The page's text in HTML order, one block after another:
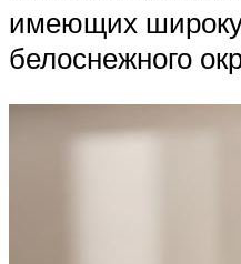
имеющих
белоснежного